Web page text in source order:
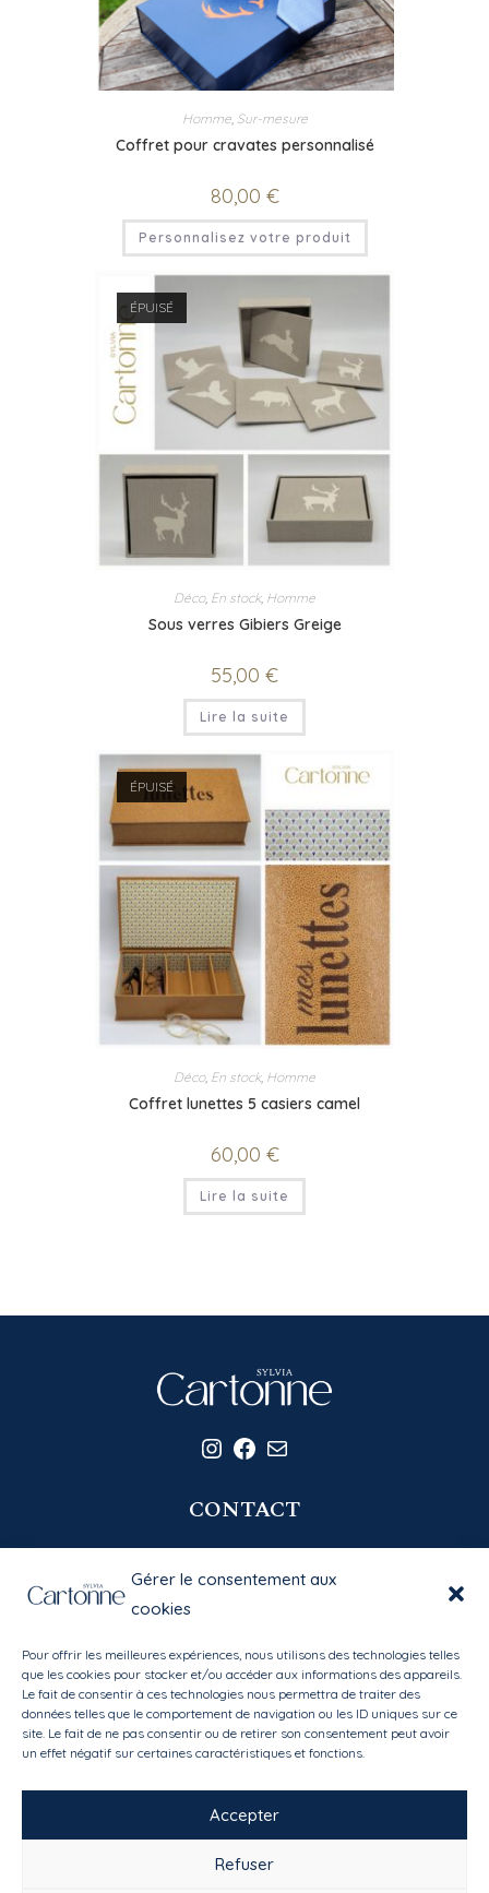
Gérer le consentement aux
cookies
Pour offrir les meilleures expériences, nous utilisons des technologies telles
que les cookies pour stocker et/ou accéder aux informations des appareils.
Le fait de consentir à ces technologies nous permettra de traiter des
données telles que le comportement de navigation ou les ID uniques sur ce
site. Le fait de ne pas consentir ou de retirer son consentement peut avoir
un effet négatif sur certaines caractéristiques et fonctions.
Accepter
Refuser
Homme, Sur-mesure
Coffret pour cravates personnalisé
80,00 €
Personnalisez votre produit
ÉPUISÉ
Déco, En stock, Homme
Sous verres Gibiers Greige
55,00 €
Lire la suite
ÉPUISÉ
Déco, En stock, Homme
Coffret lunettes 5 casiers camel
60,00 €
Lire la suite
Instagram
Facebook
E-mail
CONTACT
contact@sylviacartonne.fr
EN SAVOIR PLUS
Bibliothèque des matières
Mon compte /Mes favoris